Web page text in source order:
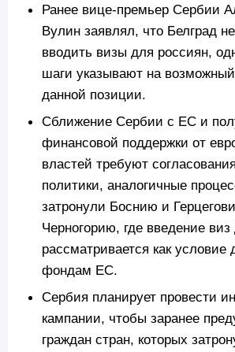
Ранее вице-премьер Сербии
Вулин заявлял, что Белград
вводить визы для россиян,
шаги указывают на
данной позиции.
Сближение Сербии с ЕС и
финансовой поддержки от
властей требуют
политики, аналогичные
затронули Боснию и
Черногорию, где введение
рассматривается как условие
фондам ЕС.
Сербия планирует провести
кампании, чтобы заранее
граждан стран, которых